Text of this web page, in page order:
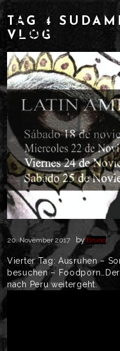
TAG 4
VLOG
20. November 2017 byBruno
Vierter Tag: Ausruhen –
besuchen –
nach Peru weitergeht.